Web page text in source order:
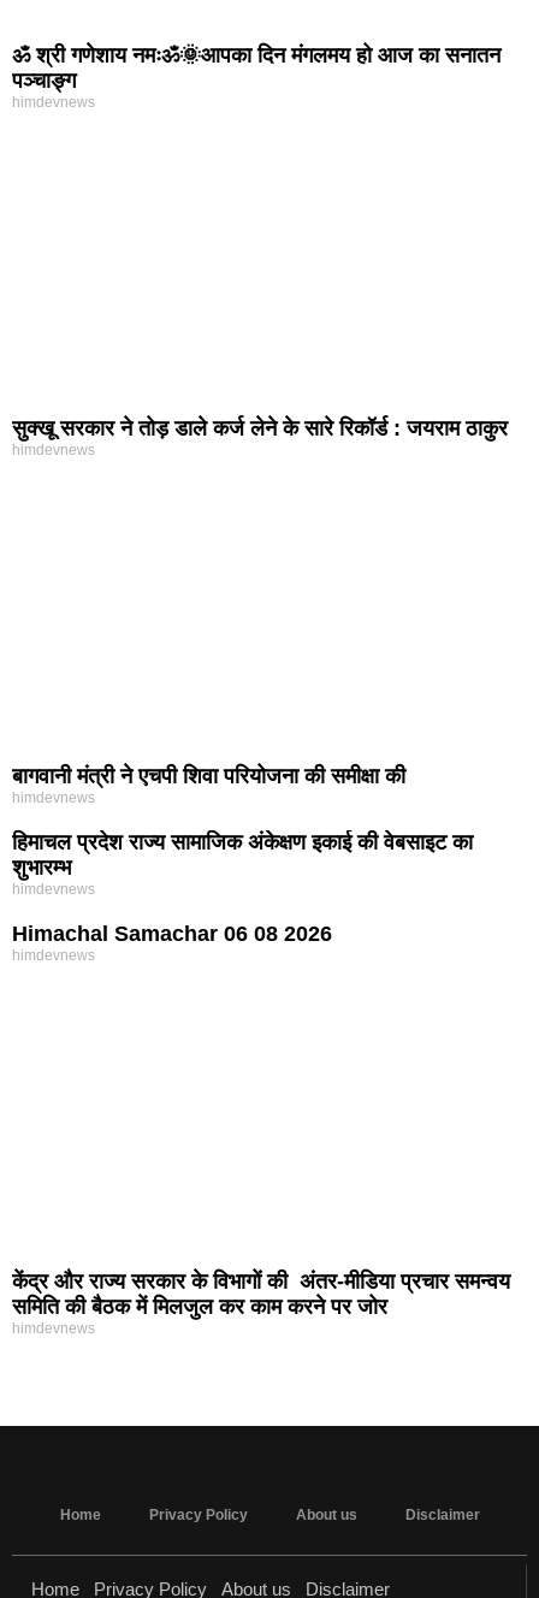
ॐ श्री गणेशाय नमःॐ🌞आपका दिन मंगलमय हो आज का सनातन
पञ्चाङ्ग
himdevnews
सुक्खू सरकार ने तोड़ डाले कर्ज लेने के सारे रिकॉर्ड : जयराम ठाकुर
himdevnews
बागवानी मंत्री ने एचपी शिवा परियोजना की समीक्षा की
himdevnews
हिमाचल प्रदेश राज्य सामाजिक अंकेक्षण इकाई की वेबसाइट का
शुभारम्भ
himdevnews
Himachal Samachar 06 08 2026
himdevnews
केंद्र और राज्य सरकार के विभागों की अंतर-मीडिया प्रचार समन्वय
समिति की बैठक में मिलजुल कर काम करने पर जोर
himdevnews
Home Privacy Policy About us Disclaimer
Home Privacy Policy About us Disclaimer